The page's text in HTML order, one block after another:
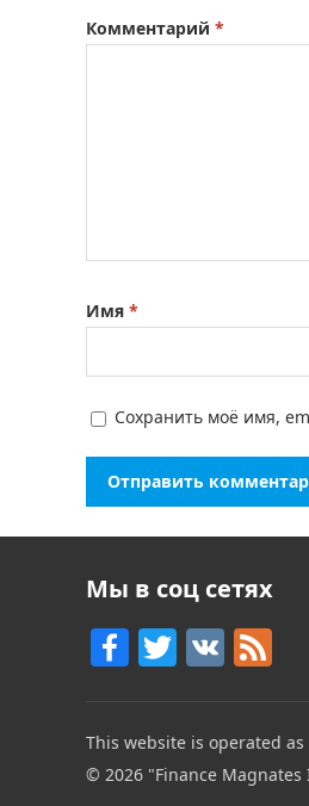
Комментарий *
Имя *
Сохранить моё имя,
Мы в соц сетях
F
e
T
itt
er
V
e
d
This website is operated as
© 2026 "Finance Magnates